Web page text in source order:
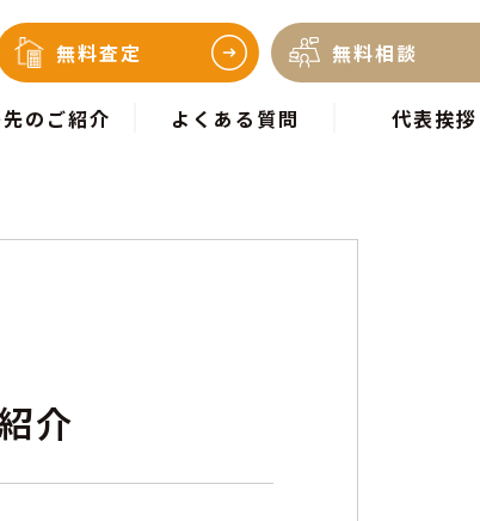
無料査定 無料相談
のご紹介 よくある質問 代表挨拶
介